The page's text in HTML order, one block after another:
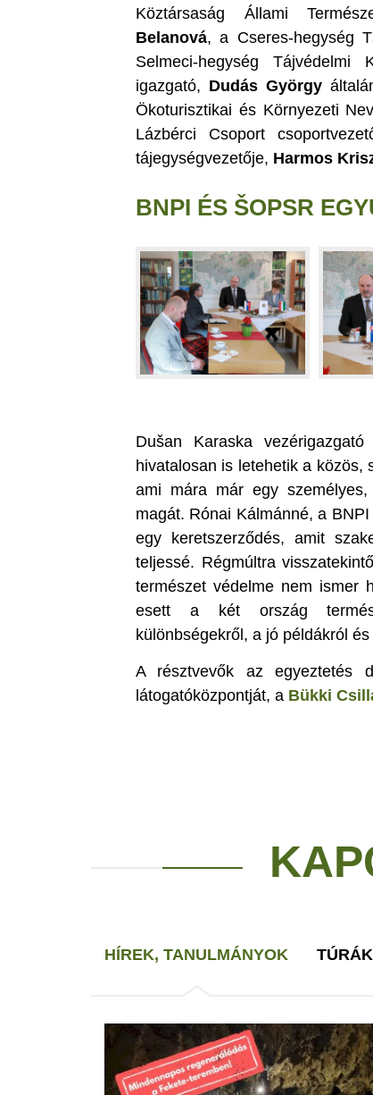
Köztársaság Állami
Belanová, a Cseres-hegység
Selmeci-hegység
igazgató, Dudás György
Ökoturisztikai és Környezeti
Lázbérci Csoport
tájegységvezetője, Harmos
BNPI ÉS ŠOPSR
Dušan Karaska
hivatalosan is letehetik a közös,
ami mára már egy
magát. Rónai Kálmánné, a
egy keretszerződés, amit
teljessé. Régmúltra
természet védelme nem ismer
esett a két ország
különbségekről, a jó példákról
A résztvevők az egyeztetés
látogatóközpontját, a Bükki
HÍREK, TANULMÁNYOK